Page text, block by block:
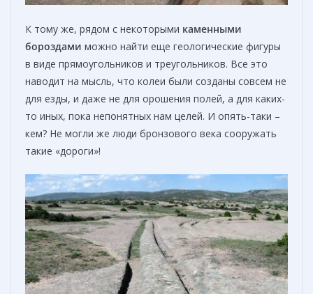
К тому же, рядом с некоторыми каменными
бороздами можно найти еще геологические фигуры
в виде прямоугольников и треугольников. Все это
наводит на мысль, что колеи были созданы совсем не
для езды, и даже не для орошения полей, а для каких-
то иных, пока непонятных нам целей. И опять-таки –
кем? Не могли же люди бронзового века сооружать
такие «дороги»!